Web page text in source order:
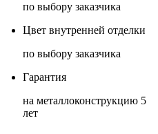
по выбору заказчика
Цвет внутренней отделки
по выбору заказчика
Гарантия
на металлоконструкцию 5
лет